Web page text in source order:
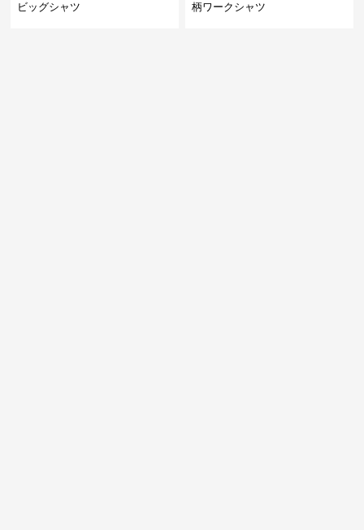
ビッグシャツ
柄ワークシャツ